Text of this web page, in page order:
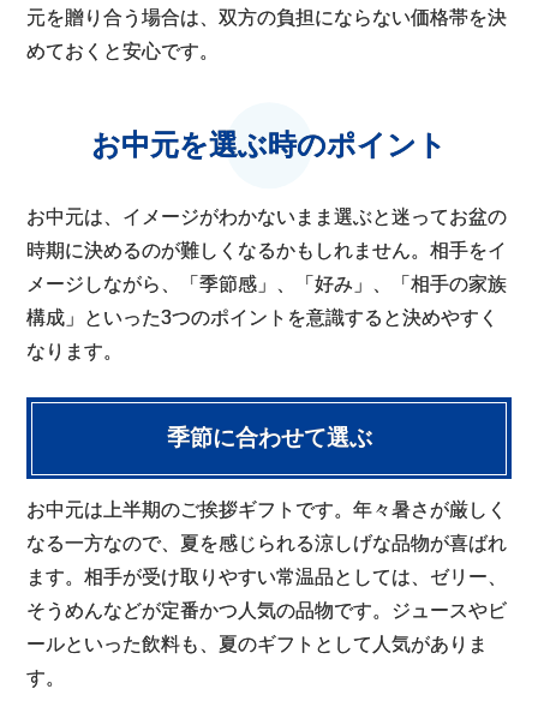
元を贈り合う場合は、双方の負担にならない価格帯を決
めておくと安心です。
お中元を選ぶ時のポイント
お中元は、イメージがわかないまま選ぶと迷ってお盆の
時期に決めるのが難しくなるかもしれません。相手をイ
メージしながら、「季節感」、「好み」、「相手の家族
構成」といった3つのポイントを意識すると決めやすく
なります。
季節に合わせて選ぶ
お中元は上半期のご挨拶ギフトです。年々暑さが厳しく
なる一方なので、夏を感じられる涼しげな品物が喜ばれ
ます。相手が受け取りやすい常温品としては、ゼリー、
そうめんなどが定番かつ人気の品物です。ジュースやビ
ールといった飲料も、夏のギフトとして人気がありま
す。